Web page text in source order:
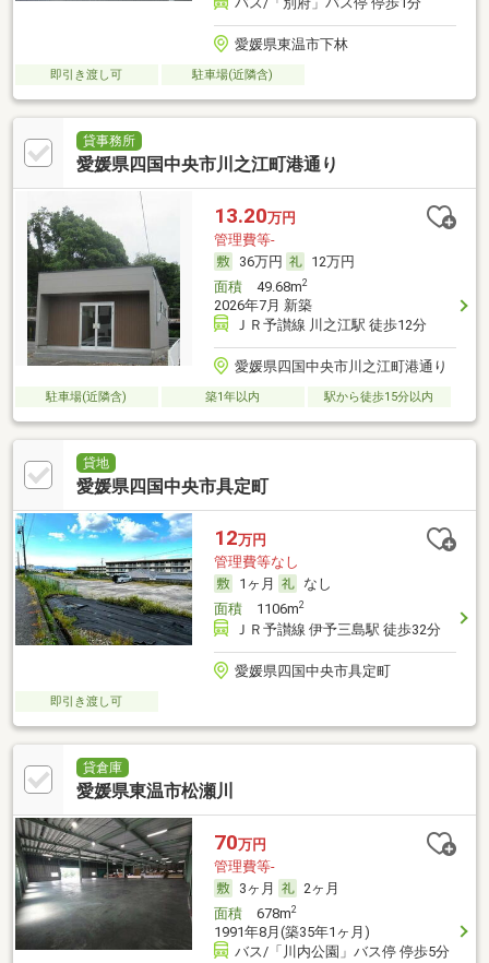
愛媛県東温市下林
即引き渡し可 駐車場(近隣含)
貸事務所
愛媛県四国中央市川之江町港通り
13.20万円
管理費等-
36万円
12万円
面積49.68m2
2026年7月 新築
ＪＲ予讃線 川之江駅 徒歩12分
愛媛県四国中央市川之江町港通り
駐車場(近隣含) 築1年以内 駅から徒歩15分以内
貸地
愛媛県四国中央市具定町
12万円
管理費等なし
1ヶ月
なし
面積1106m2
ＪＲ予讃線 伊予三島駅 徒歩32分
愛媛県四国中央市具定町
即引き渡し可
貸倉庫
愛媛県東温市松瀬川
70万円
管理費等-
3ヶ月
2ヶ月
面積678m2
1991年8月(築35年1ヶ月)
バス/「川内公園」バス停 停歩5分